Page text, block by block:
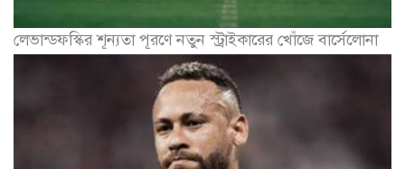
লেভান্ডফস্কির শূন্যতা পূরণে নতুন স্ট্রাইকারের খোঁজে বার্সেলোনা